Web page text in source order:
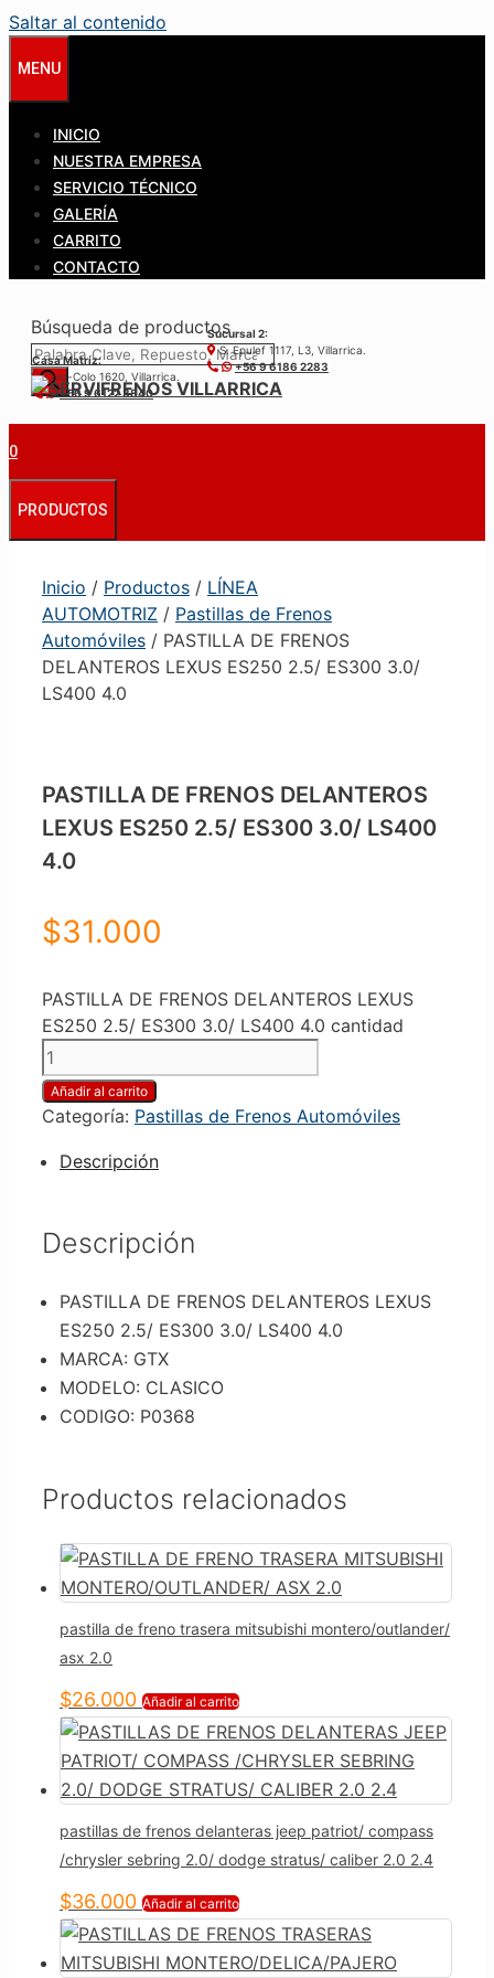
Saltar al contenido
MENU
INICIO
NUESTRA EMPRESA
SERVICIO TÉCNICO
GALERÍA
CARRITO
CONTACTO
Búsqueda de productos
Casa Matríz:
Colo-Colo 1620, Villarrica.
+56 9 6122 3840
Sucursal 2:
S. Epulef 1117, L3, Villarrica.
+56 9 6186 2283
0
PRODUCTOS
Inicio / Productos / LÍNEA
AUTOMOTRIZ / Pastillas de Frenos
Automóviles / PASTILLA DE FRENOS
DELANTEROS LEXUS ES250 2.5/ ES300 3.0/
LS400 4.0
PASTILLA DE FRENOS DELANTEROS
LEXUS ES250 2.5/ ES300 3.0/ LS400
4.0
$31.000
PASTILLA DE FRENOS DELANTEROS LEXUS
ES250 2.5/ ES300 3.0/ LS400 4.0 cantidad
Añadir al carrito
Categoría: Pastillas de Frenos Automóviles
Descripción
Descripción
PASTILLA DE FRENOS DELANTEROS LEXUS
ES250 2.5/ ES300 3.0/ LS400 4.0
MARCA: GTX
MODELO: CLASICO
CODIGO: P0368
Productos relacionados
pastilla de freno trasera mitsubishi montero/outlander/
asx 2.0
$26.000 Añadir al carrito
pastillas de frenos delanteras jeep patriot/ compass
/chrysler sebring 2.0/ dodge stratus/ caliber 2.0 2.4
$36.000 Añadir al carrito